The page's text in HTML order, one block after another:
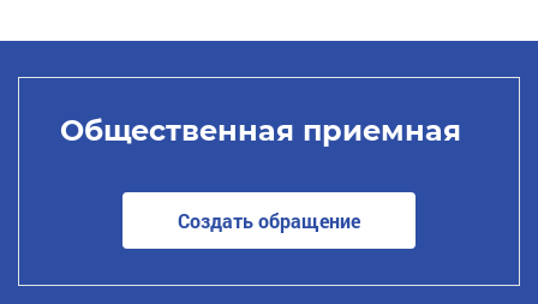
Общественная приемная
Создать обращение